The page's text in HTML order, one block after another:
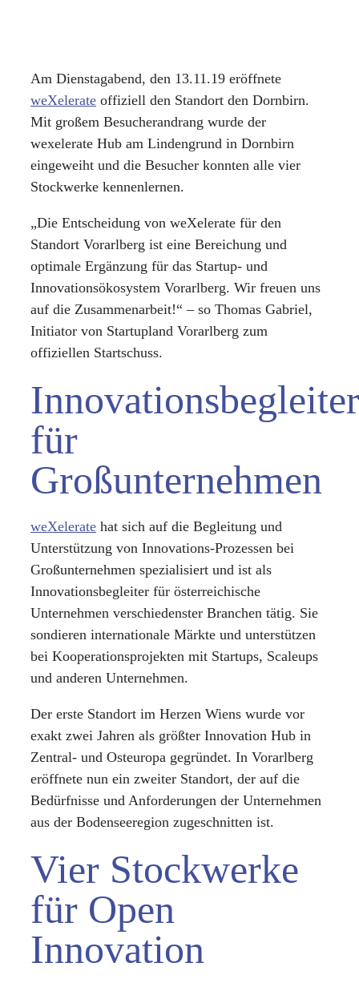
Am Dienstagabend, den 13.11.19 eröffnete
weXelerate offiziell den Standort den Dornbirn.
Mit großem Besucherandrang wurde der
wexelerate Hub am Lindengrund in Dornbirn
eingeweiht und die Besucher konnten alle vier
Stockwerke kennenlernen.
„Die Entscheidung von weXelerate für den
Standort Vorarlberg ist eine Bereichung und
optimale Ergänzung für das Startup- und
Innovationsökosystem Vorarlberg. Wir freuen uns
auf die Zusammenarbeit!“ – so Thomas Gabriel,
Initiator von Startupland Vorarlberg zum
offiziellen Startschuss.
Innovationsbegleiter
für
Großunternehmen
weXelerate hat sich auf die Begleitung und
Unterstützung von Innovations-Prozessen bei
Großunternehmen spezialisiert und ist als
Innovationsbegleiter für österreichische
Unternehmen verschiedenster Branchen tätig. Sie
sondieren internationale Märkte und unterstützen
bei Kooperationsprojekten mit Startups, Scaleups
und anderen Unternehmen.
Der erste Standort im Herzen Wiens wurde vor
exakt zwei Jahren als größter Innovation Hub in
Zentral- und Osteuropa gegründet. In Vorarlberg
eröffnete nun ein zweiter Standort, der auf die
Bedürfnisse und Anforderungen der Unternehmen
aus der Bodenseeregion zugeschnitten ist.
Vier Stockwerke
für Open
Innovation